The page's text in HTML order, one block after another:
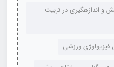
و اندازهگیری در تربیت
فیزیولوژی ورزشی